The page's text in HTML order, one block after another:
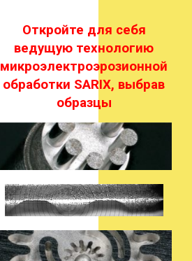
Откройте для себя
ведущую технологию
микроэлектроэрозионной
обработки SARIX, выбрав
образцы